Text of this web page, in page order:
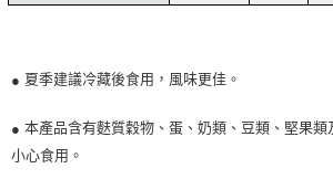
● 夏季建議冷藏後食用，風味更佳。
● 本產品含有麩質穀物、蛋、奶類、豆類、堅果
小心食用。